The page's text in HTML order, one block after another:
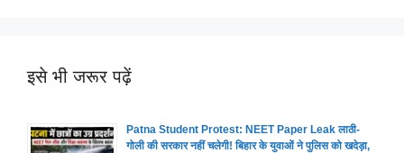
इसे भी जरूर पढ़ें
Patna Student Protest: NEET Paper Leak लाठी-
गोली की सरकार नहीं चलेगी! बिहार के युवाओं ने पुलिस को खदेड़ा,